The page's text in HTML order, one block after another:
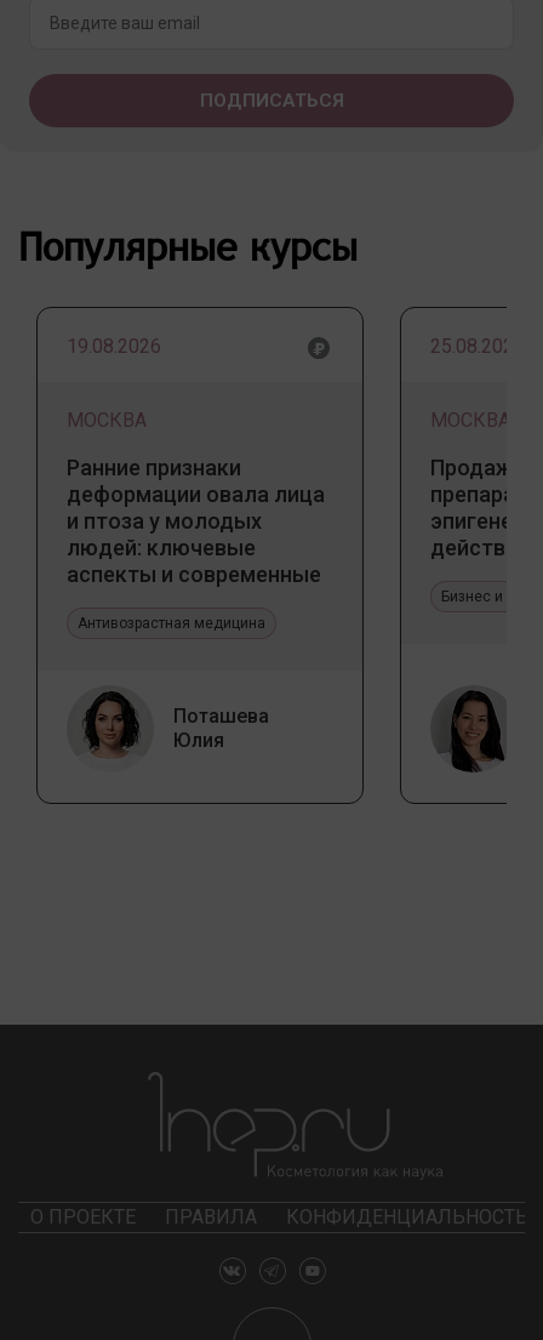
Популярные курсы
19.08.2026
МОСКВА
Ранние признаки
деформации овала лица
и птоза у молодых
людей: ключевые
аспекты и современные
Антивозрастная медицина
Поташева
Юлия
25.08.2026
МОСКВА
Продажа
действия
Бизнес и
О ПРОЕКТЕ ПРАВИЛА КОНФИДЕНЦИАЛЬНОСТЬ